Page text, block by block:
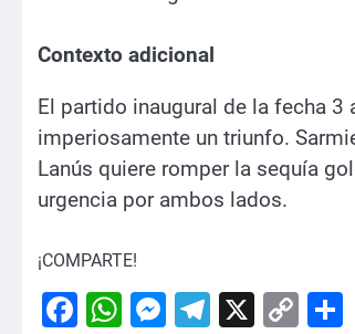
Contexto adicional
El partido inaugural de la fecha 3
imperiosamente un triunfo.
Lanús quiere romper la sequía
urgencia por ambos lados.
¡COMPARTE!
Facebook
WhatsApp
Messenger
Telegram
X